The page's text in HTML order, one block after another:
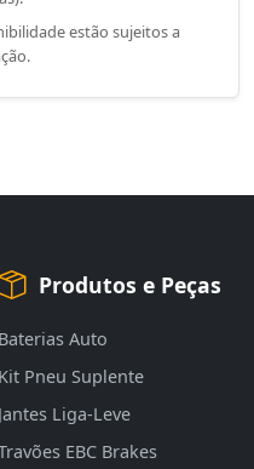
estão sujeitos a
Produtos e Peças
Baterias Auto
Kit Pneu Suplente
Jantes Liga-Leve
EBC Brakes